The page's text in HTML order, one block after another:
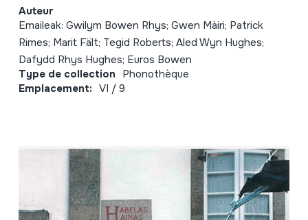
Auteur
Emaileak: Gwilym Bowen Rhys; Gwen Màiri; Patrick
Rimes; Marit Fält; Tegid Roberts; Aled Wyn Hughes;
Dafydd Rhys Hughes; Euros Bowen
Type de collection Phonothèque
Emplacement: VI / 9